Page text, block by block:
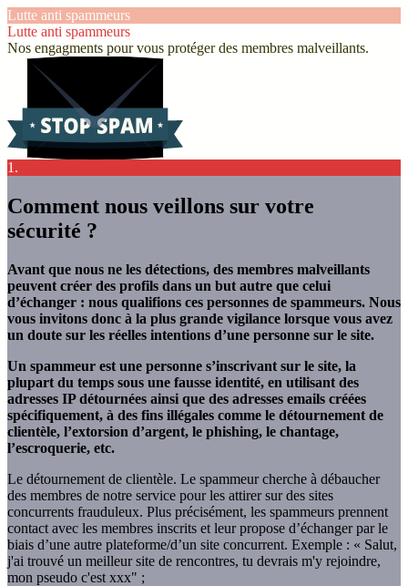
Lutte anti spammeurs
Lutte anti spammeurs
Nos engagments pour vous protéger des membres malveillants.
1.
Comment nous veillons sur votre
sécurité ?
Avant que nous ne les détections, des membres malveillants
peuvent créer des profils dans un but autre que celui
d’échanger : nous qualifions ces personnes de spammeurs. Nous
vous invitons donc à la plus grande vigilance lorsque vous avez
un doute sur les réelles intentions d’une personne sur le site.
Un spammeur est une personne s’inscrivant sur le site, la
plupart du temps sous une fausse identité, en utilisant des
adresses IP détournées ainsi que des adresses emails créées
spécifiquement, à des fins illégales comme le détournement de
clientèle, l’extorsion d’argent, le phishing, le chantage,
l’escroquerie, etc.
Le détournement de clientèle. Le spammeur cherche à débaucher
des membres de notre service pour les attirer sur des sites
concurrents frauduleux. Plus précisément, les spammeurs prennent
contact avec les membres inscrits et leur propose d’échanger par le
biais d’une autre plateforme/d’un site concurrent. Exemple : « Salut,
j'ai trouvé un meilleur site de rencontres, tu devrais m'y rejoindre,
mon pseudo c'est xxx" ;